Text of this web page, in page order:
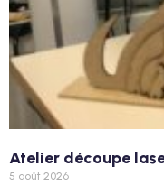
Atelier découpe
5 août 2026